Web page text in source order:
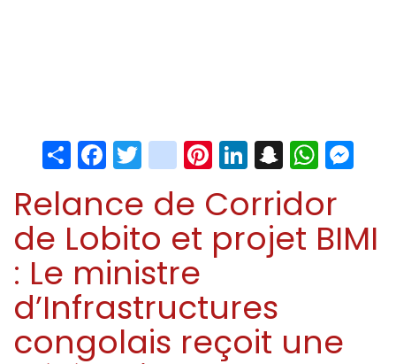
ShareFacebook
Twitter
instagram
Pinterest
LinkedIn
Snapchat
Relance de Corridor
de Lobito et projet BIMI
: Le ministre
d’Infrastructures
congolais reçoit une